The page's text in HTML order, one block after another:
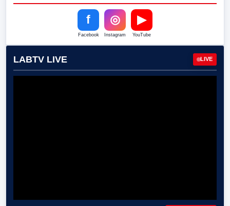
f
Facebook
◎
Instagram
▶
YouTube
LABTV LIVE LIVE